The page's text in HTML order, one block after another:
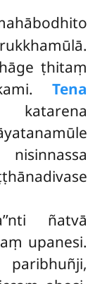
ṭhitaṃ
. Tena
ñatvā
upanesi.